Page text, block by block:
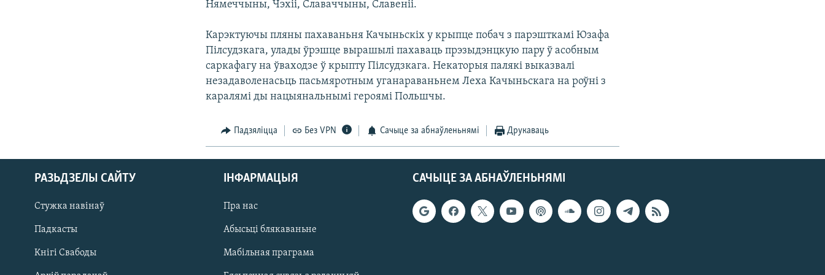
Нямеччыны, Чэхіі, Славаччыны, Славеніі.
Карэктуючы пляны пахаваньня Качыньскіх у крыпце побач з парэшткамі Юзафа
Пілсудзкага, улады ўрэшце вырашылі пахаваць прэзыдэнцкую пару ў асобным
саркафагу на ўваходзе ў крыпту Пілсудзкага. Некаторыя палякі выказвалі
незадаволенасьць пасьмяротным уганараваньнем Леха Качыньскага на роўні з
каралямі ды нацыянальнымі героямі Польшчы.
Падзяліцца Без VPN Сачыце за абнаўленьнямі Друкаваць
САЧЫЦЕ ЗА АБНАЎЛЕНЬНЯМІ
РАЗЬДЗЕЛЫ САЙТУ
Стужка навінаў
Падкасты
Кнігі Свабоды
ІНФАРМАЦЫЯ
Пра нас
Абысьці блякаваньне
Мабільная праграма